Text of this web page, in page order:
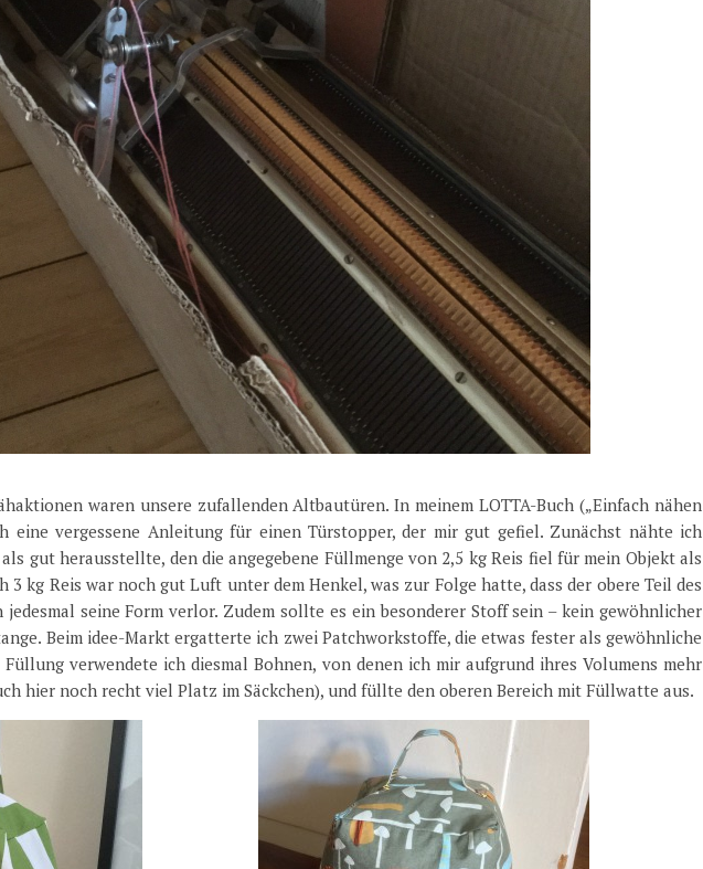
waren unsere zufallenden Altbautüren. In meinem LOTTA-Buch („Einfach nähen
eine vergessene Anleitung für einen Türstopper, der mir gut gefiel. Zunächst nähte ich
gut herausstellte, den die angegebene Füllmenge von 2,5 kg Reis fiel für mein Objekt als
3 kg Reis war noch gut Luft unter dem Henkel, was zur Folge hatte, dass der obere Teil des
jedesmal seine Form verlor. Zudem sollte es ein besonderer Stoff sein – kein gewöhnlicher
Beim idee-Markt ergatterte ich zwei Patchworkstoffe, die etwas fester als gewöhnliche
verwendete ich diesmal Bohnen, von denen ich mir aufgrund ihres Volumens mehr
hier noch recht viel Platz im Säckchen), und füllte den oberen Bereich mit Füllwatte aus.